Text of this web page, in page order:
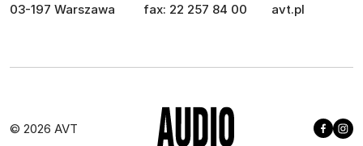
03-197 Warszawa
fax: 22 257 84 00
avt.pl
© 2026 AVT